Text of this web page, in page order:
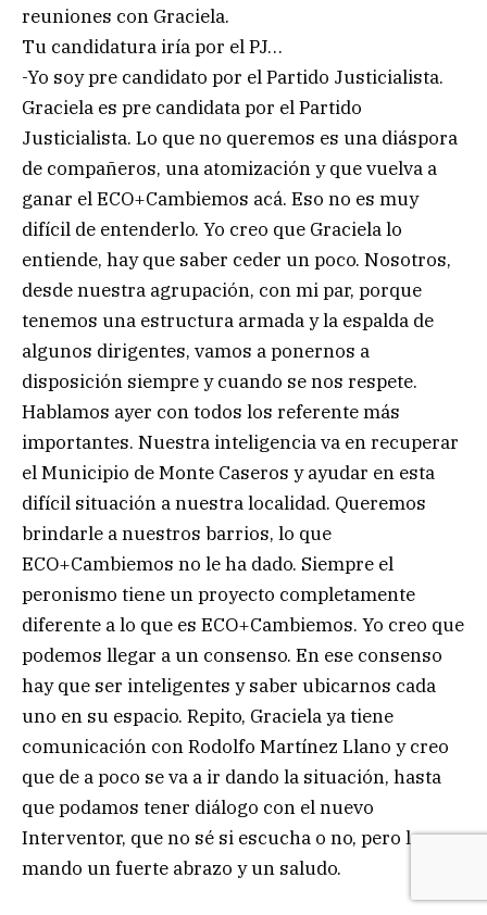
reuniones con Graciela.
Tu candidatura iría por el PJ…
-Yo soy pre candidato por el Partido Justicialista.
Graciela es pre candidata por el Partido
Justicialista. Lo que no queremos es una diáspora
de compañeros, una atomización y que vuelva a
ganar el ECO+Cambiemos acá. Eso no es muy
difícil de entenderlo. Yo creo que Graciela lo
entiende, hay que saber ceder un poco. Nosotros,
desde nuestra agrupación, con mi par, porque
tenemos una estructura armada y la espalda de
algunos dirigentes, vamos a ponernos a
disposición siempre y cuando se nos respete.
Hablamos ayer con todos los referente más
importantes. Nuestra inteligencia va en recuperar
el Municipio de Monte Caseros y ayudar en esta
difícil situación a nuestra localidad. Queremos
brindarle a nuestros barrios, lo que
ECO+Cambiemos no le ha dado. Siempre el
peronismo tiene un proyecto completamente
diferente a lo que es ECO+Cambiemos. Yo creo que
podemos llegar a un consenso. En ese consenso
hay que ser inteligentes y saber ubicarnos cada
uno en su espacio. Repito, Graciela ya tiene
comunicación con Rodolfo Martínez Llano y creo
que de a poco se va a ir dando la situación, hasta
que podamos tener diálogo con el nuevo
Interventor, que no sé si escucha o no, pero le
mando un fuerte abrazo y un saludo.